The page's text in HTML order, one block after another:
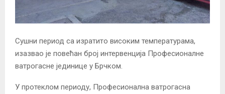
Сушни период са изратито високим температурама,
изазвао је повећан број интервенција Професионалне
ватрогасне јединице у Брчком.
У протеклом периоду, Професионална ватрогасна